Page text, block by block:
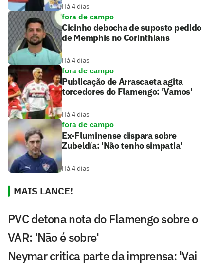
Há 4 dias
fora de campo
Cicinho debocha de suposto pedido
de Memphis no Corinthians
Há 4 dias
fora de campo
Publicação de Arrascaeta agita
torcedores do Flamengo: 'Vamos'
Há 4 dias
fora de campo
Ex-Fluminense dispara sobre
Zubeldía: 'Não tenho simpatia'
Há 4 dias
MAIS LANCE!
PVC detona nota do Flamengo sobre o
VAR: 'Não é sobre'
Neymar critica parte da imprensa: 'Vai